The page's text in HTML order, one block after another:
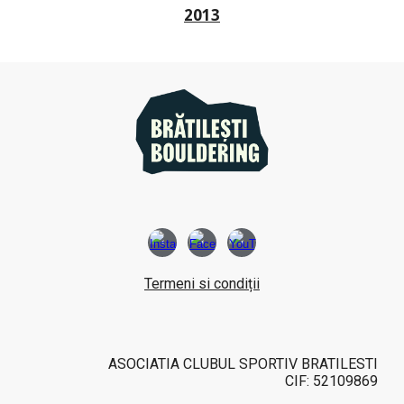
2013
Termeni si condiții
ASOCIATIA CLUBUL SPORTIV BRATILESTI
CIF: 52109869